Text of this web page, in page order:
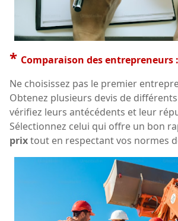
* Comparaison des entrepreneurs :
Ne choisissez pas le premier
Obtenez plusieurs devis de différents
vérifiez leurs antécédents et leur
Sélectionnez celui qui offre un bon
prixtout en respectant vos normes